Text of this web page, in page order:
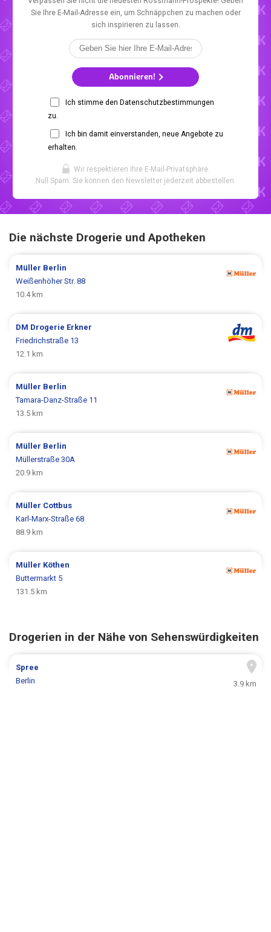
Sie Ihre E-Mail-Adresse ein, um Schnäppchen zu machen oder
sich inspirieren zu lassen.
Abonnieren!
Ich stimme den Datenschutzbestimmungen
zu.
Ich bin damit einverstanden, neue Angebote zu
erhalten.
Wir respektieren Ihre E-Mail-Privatsphäre.
Null Spam. Sie können den Newsletter jederzeit abbestellen.
Die nächste Drogerie und Apotheken
Müller Berlin
Weißenhöher Str. 88
10.4 km
DM Drogerie Erkner
Friedrichstraße 13
12.1 km
Müller Berlin
Tamara-Danz-Straße 11
13.5 km
Müller Berlin
Müllerstraße 30A
20.9 km
Müller Cottbus
Karl-Marx-Straße 68
88.9 km
Müller Köthen
Buttermarkt 5
131.5 km
Drogerien in der Nähe von Sehenswürdigkeiten
Spree
Berlin
3.9 km